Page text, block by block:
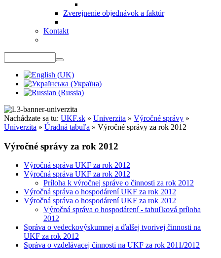
Zverejnenie objednávok a faktúr
Kontakt
Nachádzate sa tu: UKF.sk » Univerzita » Výročné správy »
Univerzita » Úradná tabuľa » Výročné správy za rok 2012
Výročné správy za rok 2012
Výročná správa UKF za rok 2012
Výročná správa UKF za rok 2012
Príloha k výročnej správe o činnosti za rok 2012
Výročná správa o hospodárení UKF za rok 2012
Výročná správa o hospodárení UKF za rok 2012
Výročná správa o hospodárení - tabuľková príloha
2012
Správa o vedeckovýskumnej a ďalšej tvorivej činnosti na
UKF za rok 2012
Správa o vzdelávacej činnosti na UKF za rok 2011/2012